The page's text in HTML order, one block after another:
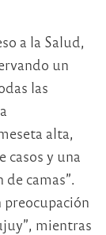
a la Salud,
un
las
alta,
casos y una
camas”.
preocupación
mientras